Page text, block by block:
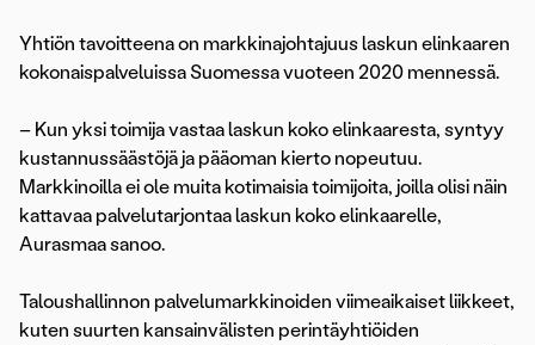
Yhtiön tavoitteena on markkinajohtajuus laskun elinkaaren
kokonaispalveluissa Suomessa vuoteen 2020 mennessä.
– Kun yksi toimija vastaa laskun koko elinkaaresta, syntyy
kustannussäästöjä ja pääoman kierto nopeutuu.
Markkinoilla ei ole muita kotimaisia toimijoita, joilla olisi näin
kattavaa palvelutarjontaa laskun koko elinkaarelle,
Aurasmaa sanoo.
Taloushallinnon palvelumarkkinoiden viimeaikaiset liikkeet,
kuten suurten kansainvälisten perintäyhtiöiden